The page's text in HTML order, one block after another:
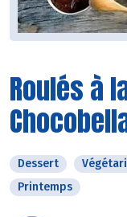
Roulés à
Dessert
Printemps